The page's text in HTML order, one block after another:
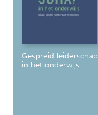
Gespreid leiderschap
in het onderwijs